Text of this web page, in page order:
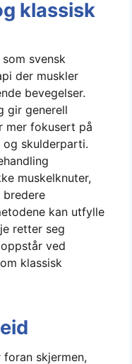
klassisk
svensk
der muskler
bevegelser.
gir generell
mer fokusert på
og skulderparti.
muskelknuter,
bredere
kan utfylle
retter seg
ved
klassisk
skjermen,